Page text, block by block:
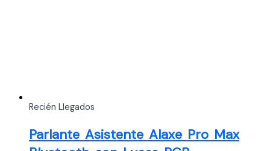
Recién Llegados
Parlante Asistente Alaxe Pro Max